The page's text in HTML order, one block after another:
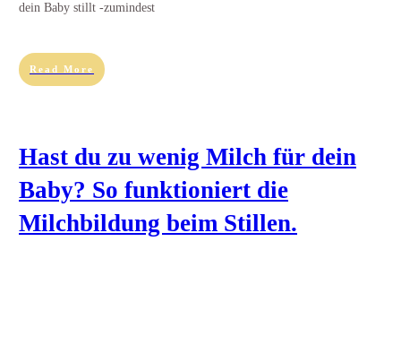
dein Baby stillt -zumindest
Read More
Hast du zu wenig Milch für dein
Baby? So funktioniert die
Milchbildung beim Stillen.